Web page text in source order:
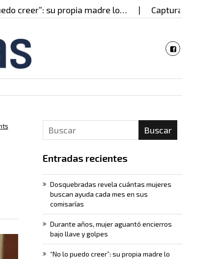
su propia madre lo… Capturado en Cali
Buscar
Entradas recientes
Dosquebradas revela cuántas mujeres
buscan ayuda cada mes en sus
comisarías
Durante años, mujer aguantó encierros
bajo llave y golpes
“No lo puedo creer”: su propia madre lo